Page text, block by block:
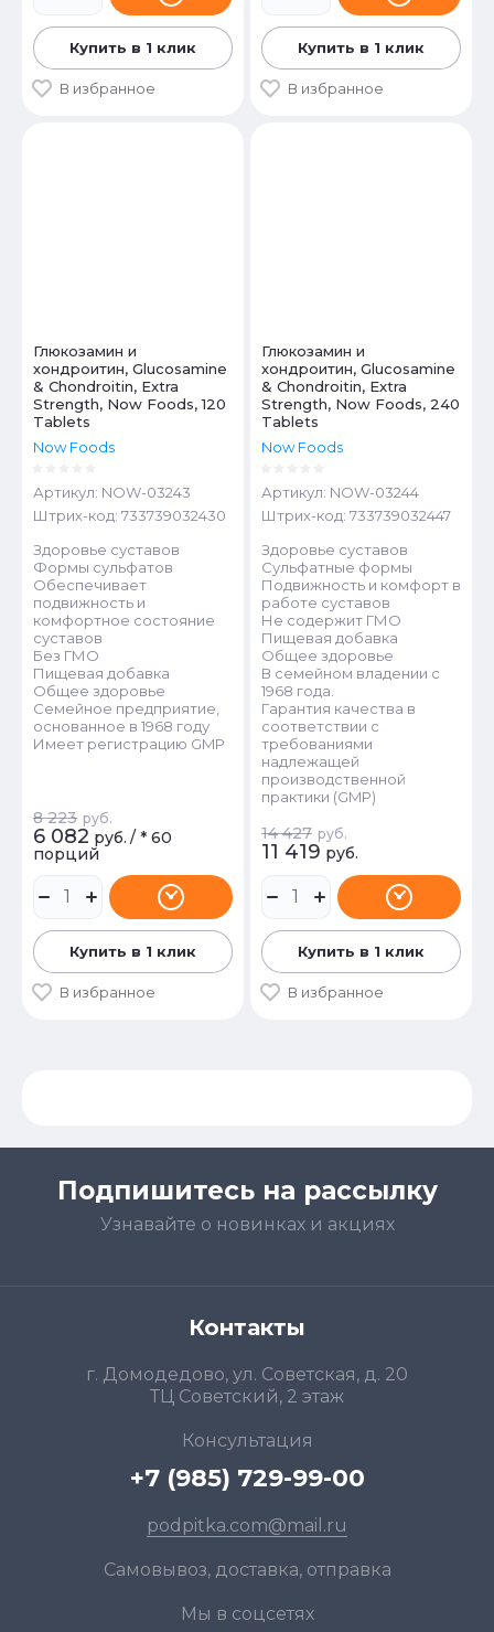
Купить в 1 клик
В избранное
Купить в 1 клик
В избранное
Глюкозамин и
хондроитин, Glucosamine
& Chondroitin, Extra
Strength, Now Foods, 120
Tablets
Now Foods
Артикул: NOW-03243
Штрих-код: 733739032430
Здоровье суставов
Формы сульфатов
Обеспечивает
подвижность и
комфортное состояние
суставов
Без ГМО
Пищевая добавка
Общее здоровье
Семейное предприятие,
основанное в 1968 году
Имеет регистрацию GMP
8 223 руб.
6 082 руб. / * 60
порций
Купить в 1 клик
В избранное
Глюкозамин и
хондроитин, Glucosamine
& Chondroitin, Extra
Strength, Now Foods, 240
Tablets
Now Foods
Артикул: NOW-03244
Штрих-код: 733739032447
Здоровье суставов
Сульфатные формы
Подвижность и комфорт в
работе суставов
Не содержит ГМО
Пищевая добавка
Общее здоровье
В семейном владении с
1968 года.
Гарантия качества в
соответствии с
требованиями
надлежащей
производственной
практики (GMP)
14 427 руб.
11 419 руб.
Купить в 1 клик
В избранное
Подпишитесь на рассылку
Узнавайте о новинках и акциях
Контакты
г. Домодедово, ул. Советская, д. 20
ТЦ Советский, 2 этаж
Консультация
+7 (985) 729-99-00
podpitka.com@mail.ru
Самовывоз, доставка, отправка
Мы в соцсетях